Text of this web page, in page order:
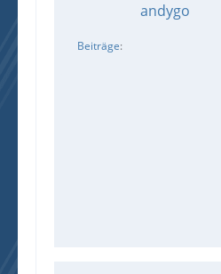
andygo
Beiträge